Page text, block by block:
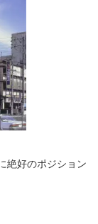
絶好のポジション